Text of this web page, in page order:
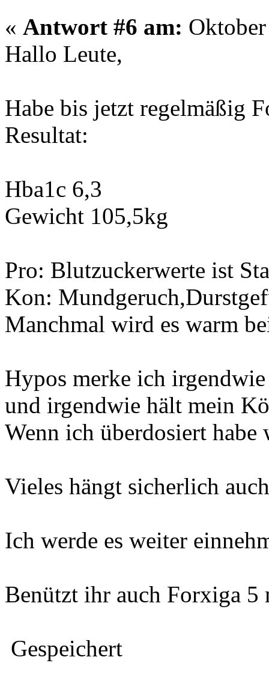
« Antwort #6 am:
Hallo Leute,
Habe bis jetzt regelmäßig
Resultat:
Hba1c 6,3
Gewicht 105,5kg
Pro: Blutzuckerwerte ist
Kon:
Manchmal wird es warm
Hypos merke ich
und irgendwie hält mein
Wenn ich überdosiert
Vieles hängt sicherlich
Ich werde es weiter
Benützt ihr auch Forxiga 5
Gespeichert